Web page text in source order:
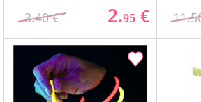
3.40 € 2.95 €